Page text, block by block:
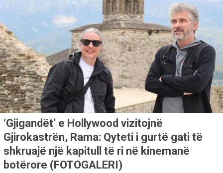
‘Gjigandët’ e Hollywood vizitojnë
Gjirokastrën, Rama: Qyteti i gurtë gati të
shkruajë një kapitull të ri në kinemanë
botërore (FOTOGALERI)